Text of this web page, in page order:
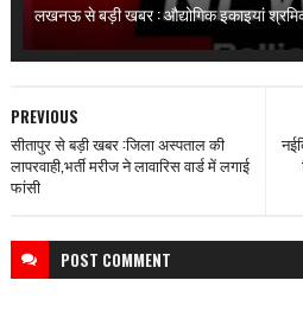
लखनऊ से बड़ी खबर : औद्योगिक इकाइयां
PREVIOUS
सीतापुर से बड़ी खबर :जिला अस्पताल की
लापरवाही,भर्ती मरीज ने लावारिस वार्ड में लगाई
फांसी
POST COMMENT